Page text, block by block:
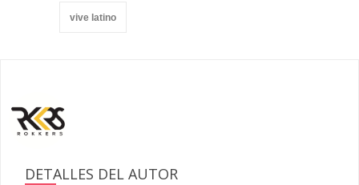
vive latino
DETALLES DEL AUTOR